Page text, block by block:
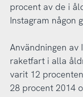
procent av de i
Instagram någon
Användningen
raketfart i alla
varit 12
28 procent 2014